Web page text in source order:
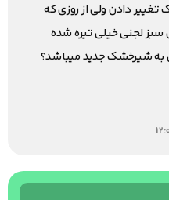
دادن ولی از روزی که
لجنی خیلی تیره شده
به شیرخشک جدید میباشد؟